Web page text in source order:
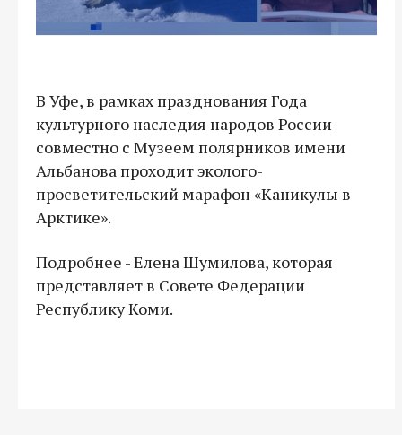
В Уфе, в рамках празднования Года
культурного наследия народов России
совместно с Музеем полярников имени
Альбанова проходит эколого-
просветительский марафон «Каникулы в
Арктике».
Подробнее - Елена Шумилова, которая
представляет в Совете Федерации
Республику Коми.